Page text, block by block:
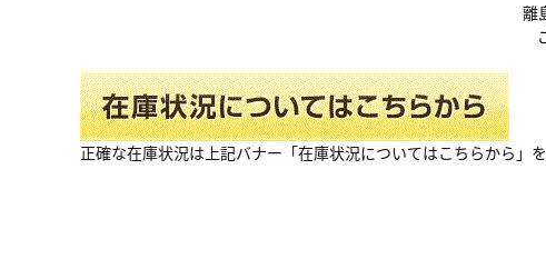
離
正確な在庫状況は上記バナー「在庫状況についてはこちらから」